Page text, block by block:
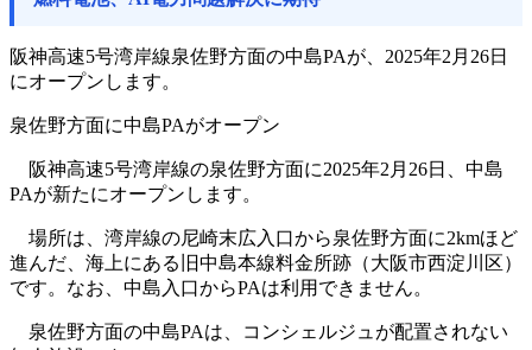
阪神高速5号湾岸線泉佐野方面の中島PAが、2025年2月26日
にオープンします。
泉佐野方面に中島PAがオープン
阪神高速5号湾岸線の泉佐野方面に2025年2月26日、中島
PAが新たにオープンします。
場所は、湾岸線の尼崎末広入口から泉佐野方面に2kmほど
進んだ、海上にある旧中島本線料金所跡（大阪市西淀川区）
です。なお、中島入口からPAは利用できません。
泉佐野方面の中島PAは、コンシェルジュが配置されない